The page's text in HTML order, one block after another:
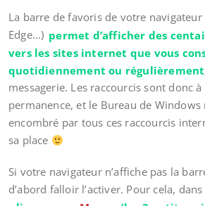
La barre de favoris de votre navigateur
Edge…) permet d’afficher des
vers les sites internet que vous
quotidiennement ou régulièrement
messagerie. Les raccourcis sont donc
permanence, et le Bureau de
encombré par tous ces raccourcis
sa place
Si votre navigateur n’affiche pas la
d’abord falloir l’activer. Pour cela,